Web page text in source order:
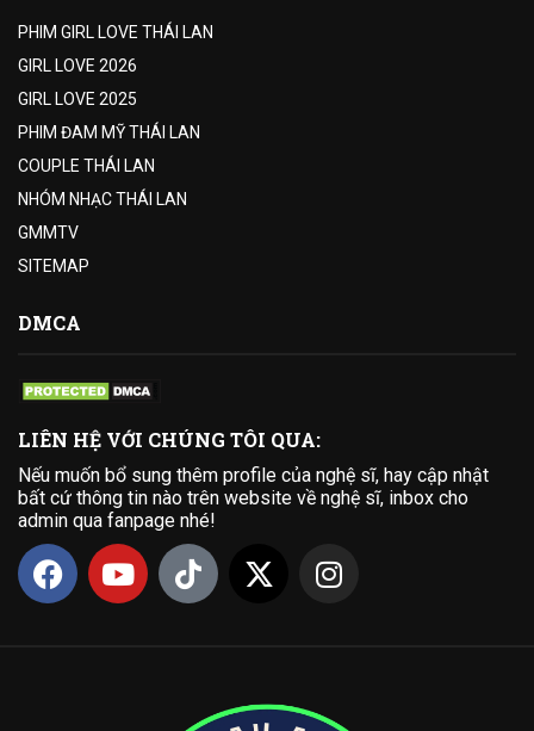
PHIM GIRL LOVE THÁI LAN
GIRL LOVE 2026
GIRL LOVE 2025
PHIM ĐAM MỸ THÁI LAN
COUPLE THÁI LAN
NHÓM NHẠC THÁI LAN
GMMTV
SITEMAP
DMCA
LIÊN HỆ VỚI CHÚNG TÔI QUA:
Nếu muốn bổ sung thêm profile của nghệ sĩ, hay cập nhật
bất cứ thông tin nào trên website về nghệ sĩ, inbox cho
admin qua fanpage nhé!